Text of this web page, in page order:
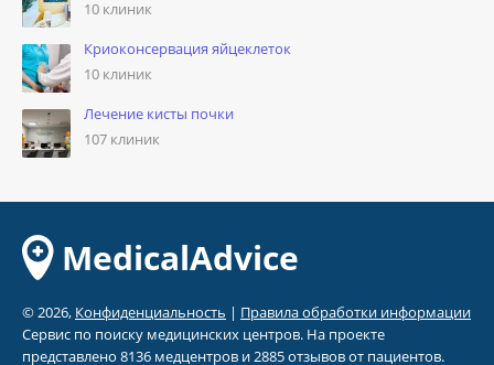
10 клиник
Криоконсервация яйцеклеток
10 клиник
Лечение кисты почки
107 клиник
MedicalAdvice
© 2026, Конфиденциальность | Правила обработки информации
Сервис по поиску медицинских центров. На проекте
представлено 8136 медцентров и 2885 отзывов от пациентов.